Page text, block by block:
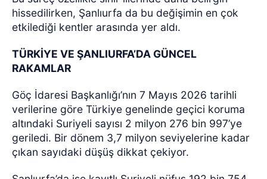
hissedilirken, Şanlıurfa da bu değişimin en çok
etkilediği kentler arasında yer aldı.
TÜRKİYE VE ŞANLIURFA’DA GÜNCEL
RAKAMLAR
Göç İdaresi Başkanlığı’nın 7 Mayıs 2026 tarihli
verilerine göre Türkiye genelinde geçici koruma
altındaki Suriyeli sayısı 2 milyon 276 bin 997’ye
geriledi. Bir dönem 3,7 milyon seviyelerine kadar
çıkan sayıdaki düşüş dikkat çekiyor.